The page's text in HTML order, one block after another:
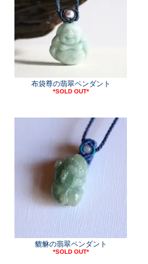
布袋尊の翡翠ペンダント
*SOLD OUT*
貔貅の翡翠ペンダント
*SOLD OUT*